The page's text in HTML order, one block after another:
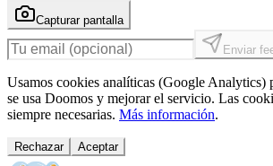
Capturar pantalla
Enviar
Usamos cookies analíticas (Google Analytics)
se usa Doomos y mejorar el servicio. Las
siempre necesarias. Más información.
Rechazar Aceptar